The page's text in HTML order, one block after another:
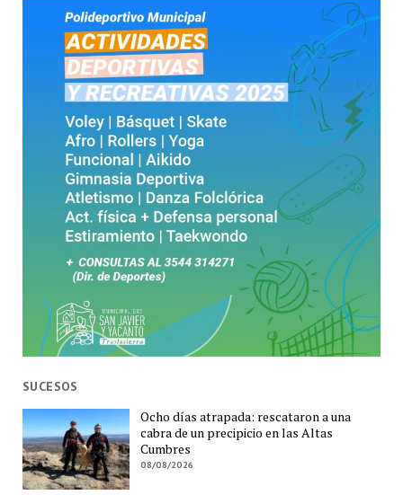
SUCESOS
Ocho días atrapada: rescataron a una
cabra de un precipicio en las Altas
Cumbres
08/08/2026